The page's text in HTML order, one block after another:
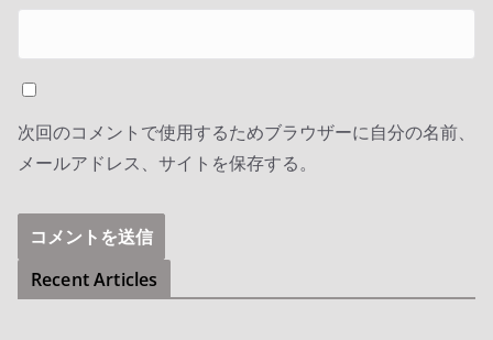
次回のコメントで使用するためブラウザーに自分の名前、
メールアドレス、サイトを保存する。
Recent Articles